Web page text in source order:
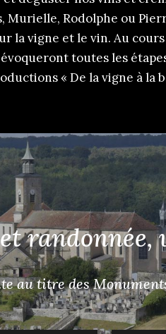
Murielle, Rodolphe ou
la vigne et le vin. Au
toutes les
« De la vigne à la
au titre des